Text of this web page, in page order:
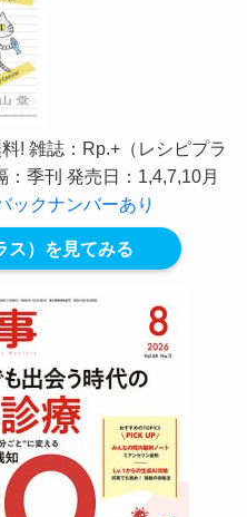
! 雑誌：Rp.+（レシピプラ
季刊 発売日：1,4,7,10月
ックナンバーあり
ス）を見てみる